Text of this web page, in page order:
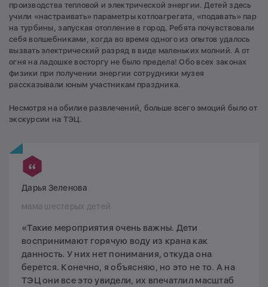
производства тепловой и электрической энергии. Детей здесь
учили «настраивать» параметры котлоагрегата, «подавать» пар
на турбины, запуская отопление в город. Ребята почувствовали
себя волшебниками, когда во время одного из опытов удалось
вызвать электрический разряд в виде маленьких молний. А от
огня на ладошке восторгу не было предела! Обо всех законах
физики при получении энергии сотрудники музея
рассказывали юным участникам праздника.
Несмотря на обилие развлечений, больше всего эмоций было от
экскурсии на ТЭЦ.
Дарья Зеленова
мама шестерых детей
«Такие мероприятия очень важны. Дети
воспринимают горячую воду из крана как
данность. У них нет понимания, откуда она
берется. Конечно, я объясняю, но это не то. А на
ТЭЦ они все это увидели, их впечатлил масштаб